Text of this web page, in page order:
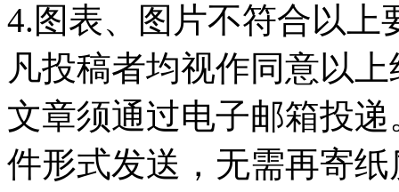
4.图表、图片不符合以上
凡投稿者均视作同意以
文章须通过电子邮箱投
件形式发送，无需再寄